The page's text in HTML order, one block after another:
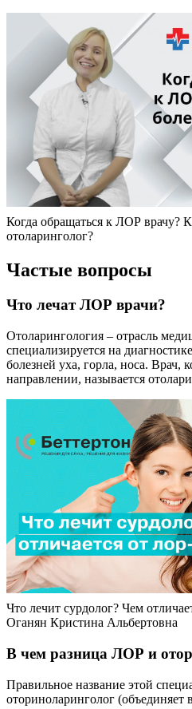
Когда обращаться к ЛОР врачу?
отоларинголог?
Частые вопросы
Что лечат ЛОР врачи?
Отоларингология – отрасль
специализируется на
болезней уха, горла, носа. Врач,
направлении, называется
Что лечит сурдолог? Чем
Оганян Кристина Альбертовна
В чем разница ЛОР и
Правильное название этой
оториноларинголог (объединяет